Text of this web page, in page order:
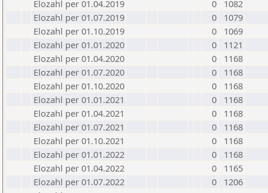
Elozahl per 01.04.2019
0
1082
Elozahl per 01.07.2019
0
1079
Elozahl per 01.10.2019
0
1069
Elozahl per 01.01.2020
0
1121
Elozahl per 01.04.2020
0
1168
Elozahl per 01.07.2020
0
1168
Elozahl per 01.10.2020
0
1168
Elozahl per 01.01.2021
0
1168
Elozahl per 01.04.2021
0
1168
Elozahl per 01.07.2021
0
1168
Elozahl per 01.10.2021
0
1168
Elozahl per 01.01.2022
0
1168
Elozahl per 01.04.2022
0
1165
Elozahl per 01.07.2022
0
1206